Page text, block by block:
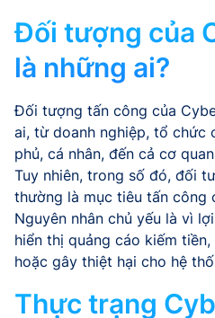
Đối tượng của
là những ai?
Đối tượng tấn công của
ai, từ doanh nghiệp, tổ chức
phủ, cá nhân, đến cả cơ
Tuy nhiên, trong số đó, đối
thường là mục tiêu tấn công
Nguyên nhân chủ yếu là vì
hiển thị quảng cáo kiếm
hoặc gây thiệt hại cho hệ
Thực trạng